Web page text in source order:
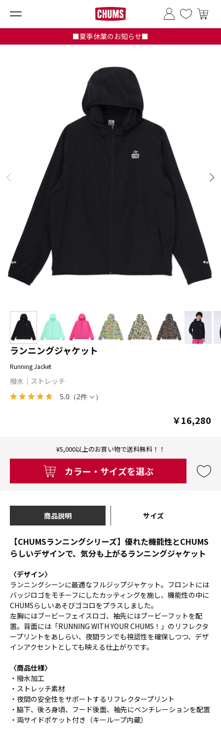
■夏季休業のお知らせ■
5.0 （2件 ）
ランニングジャケット
Running Jacket
撥水 ストレッチ
￥16,280
¥5,000以上のお買い物で送料無料！！
カラー・サイズを選ぶ
商品説明 サイズ
【CHUMSランニングシリーズ】優れた機能性とCHUMS
らしいデザインで、気分も上がるランニングジャケット
〈デザイン〉
ランニングシーンに最適なフルジップジャケット。フロントには
バッジロゴをモチーフにしたカッティングを施し、機能性の中に
CHUMSらしいあそびゴコロをプラスしました。
左胸にはブービーフェイスロゴ、袖先にはブービーフットを配
置。背面には「RUNNING WITH YOUR CHUMS！」のリフレクタ
ープリントをあしらい、夜間ランでも視認性を確保しつつ、デザ
インアクセントとしても映える仕上がりです。
〈商品仕様〉
・撥水加工
・ストレッチ素材
・夜間の安全性をサポートするリフレクタープリント
・脇下、後ろ身頃、フード後面、袖先にベンチレーションを配置
・両サイドポケット付き（キーループ内蔵）